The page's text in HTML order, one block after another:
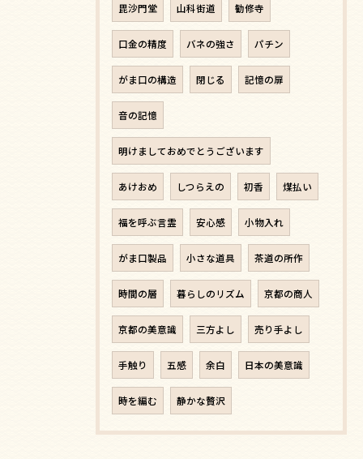
毘沙門堂 山科街道 勧修寺
口金の精度 バネの強さ パチン
がま口の構造 閉じる 記憶の扉
音の記憶
明けましておめでとうございます
あけおめ しつらえの 初香 煤払い
福を呼ぶ言霊 安心感 小物入れ
がま口製品 小さな道具 茶道の所作
時間の層 暮らしのリズム 京都の商人
京都の美意識 三方よし 売り手よし
手触り 五感 余白 日本の美意識
時を編む 静かな贅沢